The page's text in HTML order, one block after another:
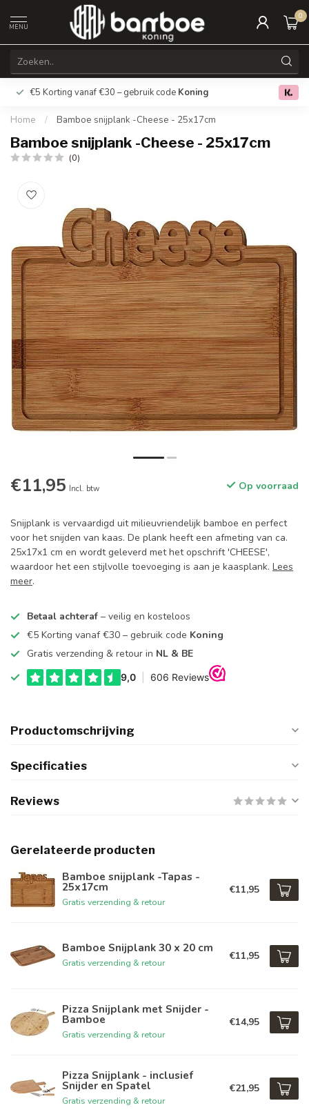
MENU
0
€5 Korting vanaf €30 – gebruik code Koning Gratis
Home / Bamboe snijplank -Cheese - 25x17cm
Bamboe snijplank -Cheese - 25x17cm
(0)
€11,95 Incl. btw Op voorraad
Snijplank is vervaardigd uit milieuvriendelijk bamboe en perfect
voor het snijden van kaas. De plank heeft een afmeting van ca.
25x17x1 cm en wordt geleverd met het opschrift 'CHEESE',
waardoor het een stijlvolle toevoeging is aan je kaasplank. Lees
meer.
Betaal achteraf – veilig en kosteloos
€5 Korting vanaf €30 – gebruik code Koning
Gratis verzending & retour in NL & BE
Productomschrijving
Specificaties
Reviews
Gerelateerde producten
Bamboe snijplank -Tapas -
25x17cm
Gratis verzending & retour
€11,95
Bamboe Snijplank 30 x 20 cm
Gratis verzending & retour
€11,95
Pizza Snijplank met Snijder -
Bamboe
Gratis verzending & retour
€14,95
Pizza Snijplank - inclusief
Snijder en Spatel
Gratis verzending & retour
€21,95